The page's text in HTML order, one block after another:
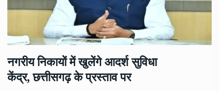
नगरीय निकायों में खुलेंगे आदर्श सुविधा
केंद्र, छत्तीसगढ़ के प्रस्ताव पर